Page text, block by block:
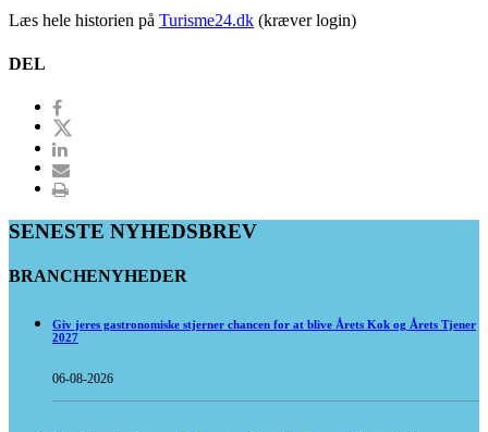
Læs hele historien på Turisme24.dk (kræver login)
DEL
SENESTE NYHEDSBREV
BRANCHENYHEDER
Giv jeres gastronomiske stjerner chancen for at blive Årets Kok og Årets Tjener
2027
06-08-2026